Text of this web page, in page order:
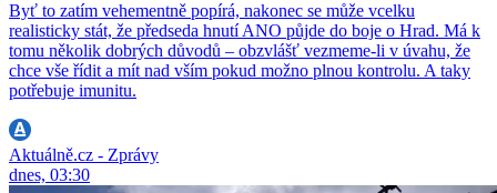
Byť to zatím vehementně popírá, nakonec se může vcelku
realisticky stát, že předseda hnutí ANO půjde do boje o Hrad. Má k
tomu několik dobrých důvodů – obzvlášť vezmeme-li v úvahu, že
chce vše řídit a mít nad vším pokud možno plnou kontrolu. A taky
potřebuje imunitu.
Aktuálně.cz - Zprávy
dnes, 03:30